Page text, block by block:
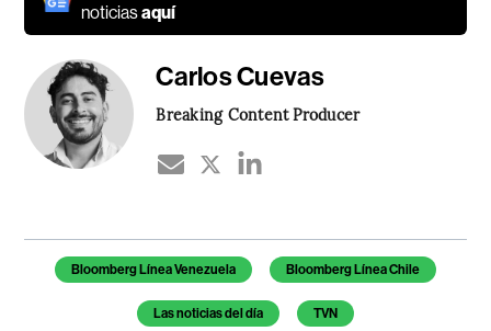
noticiasaquí
Carlos Cuevas
Breaking Content Producer
Temas de este artículo
Bloomberg Línea Venezuela Bloomberg Línea Chile
Las noticias del día TVN